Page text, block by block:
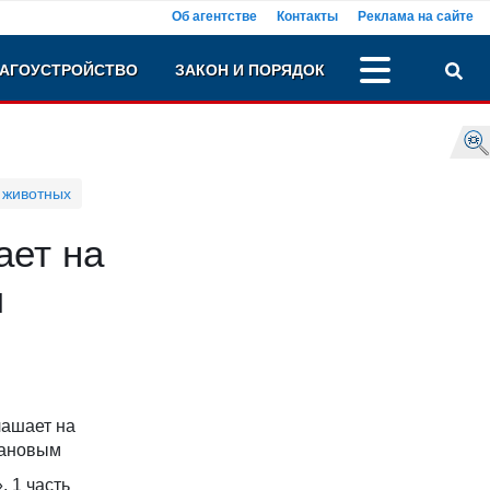
Об агентстве Контакты Реклама на сайте
ЗАКОН И ПОРЯДОК
на
на
1 часть